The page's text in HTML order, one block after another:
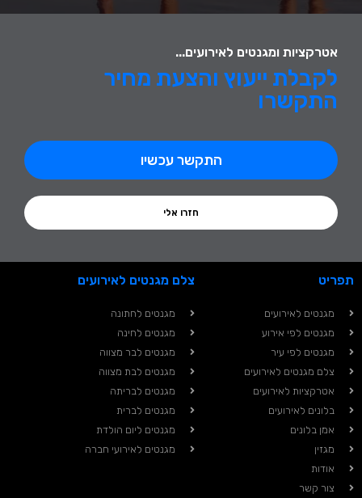
אטרקציות ומגנטים לאירועים...
לקבלת ייעוץ והצעת מחיר
התקשרו
התקשר עכשיו
חזרו אלי
תפריט
מגנטים לאירועים
מגנטים לפי אירוע
מגנטים לפי עיר
צלם מגנטים לאירועים
אטרקציות לאירועים
בלונים לאירועים
אמן בלונים
מגזין
אודות
צור קשר
צלם מגנטים לאירועים
מגנטים לחתונה
מגנטים לחינה
מגנטים לבר מצווה
מגנטים לבת מצווה
מגנטים לבריתה
מגנטים לברית
מגנטים ליום הולדת
מגנטים לאירועי חברה